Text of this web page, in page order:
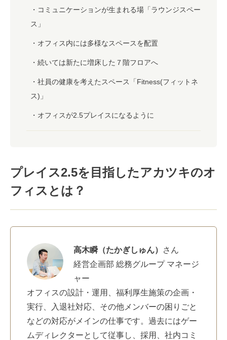
コミュニケーションが生まれる場「ラウンジスペー
ス」
オフィス内には多様なスペースを配置
続いては新たに増床した７階フロアへ
社員の健康を考えたスペース「Fitness(フィットネ
ス)」
オフィスが2.5プレイスになるように
プレイス2.5を目指したアカツキのオ
フィスとは？
高木瞬（たかぎしゅん）
さん
経営企画部 総務グループ マネージ
ャー
オフィスの設計・運用、福利厚生施策の企画・
実行、入退社対応、その他メンバーの困りごと
などの対応がメインの仕事です。過去にはゲー
ムディレクターとして従事し、採用、社内コミ